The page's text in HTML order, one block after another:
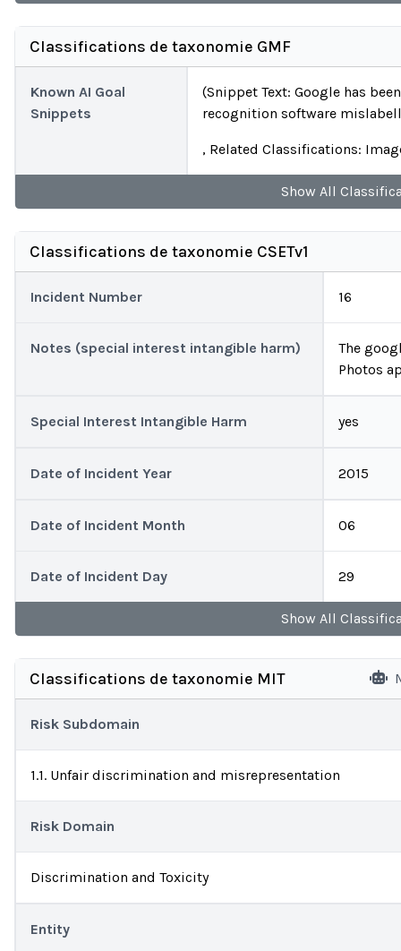
Classifications de taxonomie GMF
Known AI Goal
Snippets
(Snippet Text: Google has
recognition software
, Related Classifications:
Show All
Classifications de taxonomie CSETv1
Incident Number 16
Notes (special interest intangible harm)
The
Photos
Special Interest Intangible Harm yes
Date of Incident Year 2015
Date of Incident Month 06
Date of Incident Day 29
Show All
Classifications de taxonomie MIT
Risk Subdomain
1.1. Unfair discrimination and misrepresentation
Risk Domain
Discrimination and Toxicity
Entity